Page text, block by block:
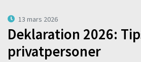
13 mars 2026
Deklaration 2026:
privatpersoner